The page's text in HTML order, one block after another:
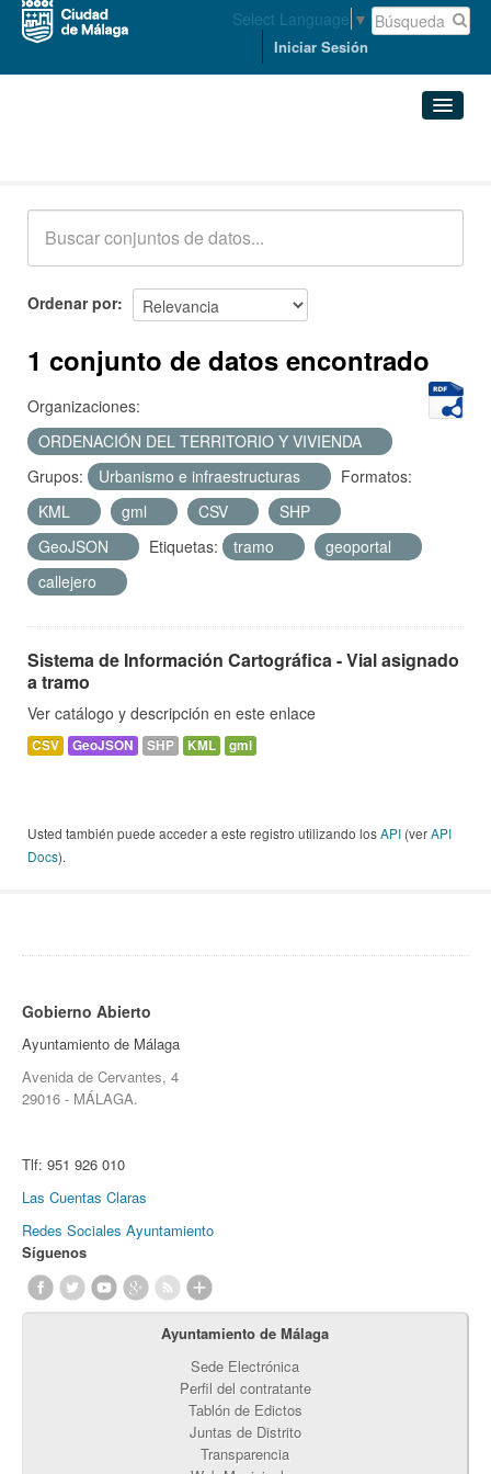
Select Language ▼
Iniciar Sesión
Acerca de
Ordenar por
1 conjunto de datos encontrado
Organizaciones:
ORDENACIÓN DEL TERRITORIO Y VIVIENDA
Grupos:
Urbanismo e infraestructuras
Formatos:
KML
gml CSV
SHP
GeoJSON
Etiquetas: tramo
geoportal
callejero
Sistema de Información Cartográfica - Vial asignado
a tramo
Ver catálogo y descripción en este enlace
CSV GeoJSON SHP KML gml
Usted también puede acceder a este registro utilizando losAPI (verAPI
Docs).
Gobierno Abierto
Ayuntamiento de Málaga
Avenida de Cervantes, 4
29016 - MÁLAGA.
Tlf: 951 926 010
Las Cuentas Claras
Redes Sociales Ayuntamiento
Síguenos
Ayuntamiento de Málaga
Sede Electrónica
Perfil del contratante
Tablón de Edictos
Juntas de Distrito
Transparencia